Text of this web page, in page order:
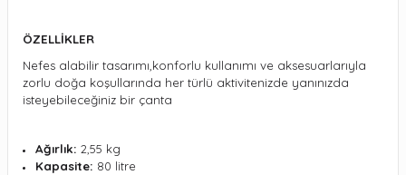
ÖZELLİKLER
Nefes alabilir tasarımı,konforlu kullanımı ve aksesuarlarıyla
zorlu doğa koşullarında her türlü aktivitenizde yanınızda
isteyebileceğiniz bir çanta
Ağırlık: 2,55 kg
Kapasite: 80 litre